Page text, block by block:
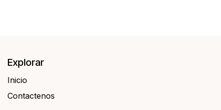
Explorar
Inicio
Contactenos​​